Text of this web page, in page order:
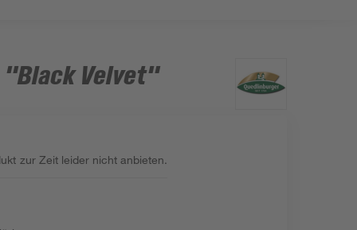
Velvet"
zur Zeit leider nicht anbieten.